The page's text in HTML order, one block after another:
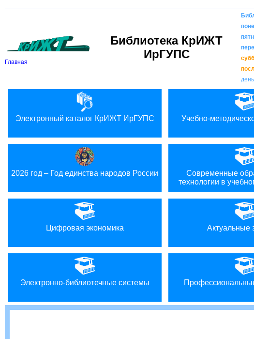
Версия для слабовидящих: Вкл
Главная
Библиотека КрИЖТ
ИрГУПС
день
Электронный каталог КрИЖТ ИрГУПС Учебно-
2026 год – Год единства народов России
Современные
технологии в
Цифровая экономика Актуальные
Электронно-библиотечные системы